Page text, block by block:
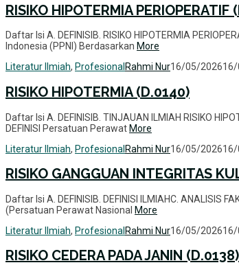
RISIKO HIPOTERMIA PERIOPERATIF
Daftar Isi A. DEFINISIB. RISIKO HIPOTERMIA
Indonesia (PPNI) Berdasarkan More
Literatur Ilmiah, Profesional Rahmi Nur16/05/2026
RISIKO HIPOTERMIA (D.0140)
Daftar Isi A. DEFINISIB. TINJAUAN ILMIAH RISIKO
DEFINISI Persatuan PerawatMore
Literatur Ilmiah, ProfesionalRahmi Nur16/05/2026
RISIKO GANGGUAN INTEGRITAS
Daftar Isi A. DEFINISIB. DEFINISI ILMIAHC. ANALISIS
(Persatuan Perawat Nasional More
Literatur Ilmiah, Profesional Rahmi Nur16/05/2026
RISIKO CEDERA PADA JANIN (D.0138)